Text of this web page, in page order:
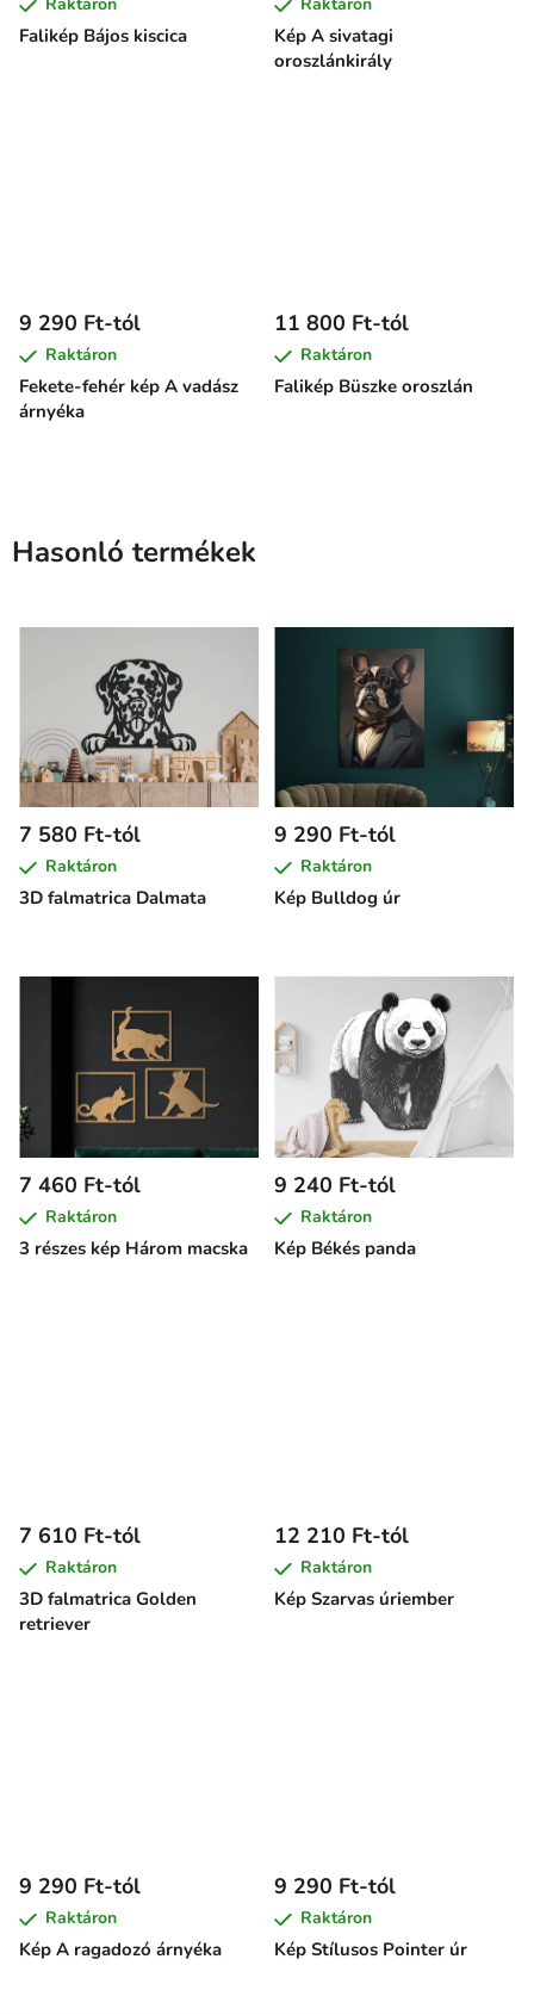
Falikép Bájos kiscica
Kép A sivatagi
oroszlánkirály
Fekete-fehér kép A vadász
árnyéka
9 290 Ft-tól
Raktáron
Falikép Büszke oroszlán
11 800 Ft-tól
Raktáron
Hasonló termékek
3D falmatrica Dalmata
7 580 Ft-tól
Raktáron
Kép Bulldog úr
9 290 Ft-tól
Raktáron
3 részes kép Három macska
7 460 Ft-tól
Raktáron
Kép Békés panda
9 240 Ft-tól
Raktáron
3D falmatrica Golden
retriever
7 610 Ft-tól
Raktáron
Kép Szarvas úriember
12 210 Ft-tól
Raktáron
Kép A ragadozó árnyéka
9 290 Ft-tól
Raktáron
Kép Stílusos Pointer úr
9 290 Ft-tól
Raktáron